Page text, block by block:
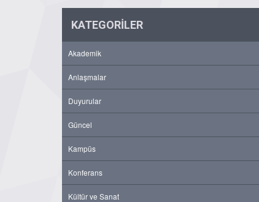
KATEGORİLER
Akademik
Anlaşmalar
Duyurular
Güncel
Kampüs
Konferans
Kültür ve Sanat